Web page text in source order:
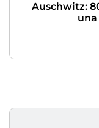
Auschwitz: